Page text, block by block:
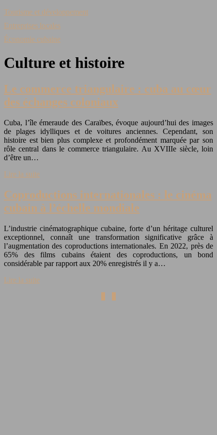
Tourisme et développement
Entreprises locales
Économie cubaine
Culture et histoire
Le commerce triangulaire : cuba au cœur
des échanges coloniaux
Cuba, l’île émeraude des Caraïbes, évoque aujourd’hui des images
de plages idylliques et de voitures anciennes. Cependant, son
histoire est bien plus complexe et profondément marquée par son
rôle central dans le commerce triangulaire. Au XVIIIe siècle, loin
d’être un…
Lire la suite
Coproductions internationales : le cinéma
cubain à l’échelle mondiale
L’industrie cinématographique cubaine, forte d’un héritage culturel
exceptionnel, connaît une transformation significative grâce à
l’augmentation des coproductions internationales. En 2022, près de
65% des films cubains étaient des coproductions, un bond
considérable par rapport aux 20% enregistrés il y a…
Lire la suite